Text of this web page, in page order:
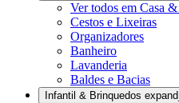
Ver todos em Casa
Cestos e Lixeiras
Organizadores
Banheiro
Lavanderia
Baldes e Bacias
Infantil & Brinquedos